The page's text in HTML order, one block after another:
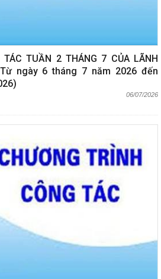
TÁC TUẦN 2 THÁNG 7 CỦA LÃNH
ngày 6 tháng 7 năm 2026 đến
06/07/2026